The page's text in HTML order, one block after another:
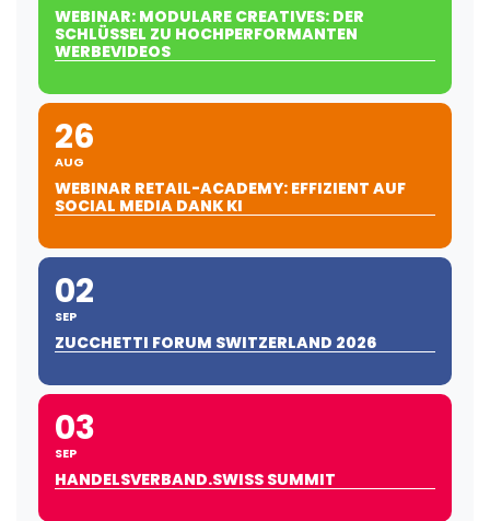
WEBINAR: MODULARE CREATIVES: DER
SCHLÜSSEL ZU HOCHPERFORMANTEN
WERBEVIDEOS
26
AUG
WEBINAR RETAIL-ACADEMY: EFFIZIENT AUF
SOCIAL MEDIA DANK KI
02
SEP
ZUCCHETTI FORUM SWITZERLAND 2026
03
SEP
HANDELSVERBAND.SWISS SUMMIT